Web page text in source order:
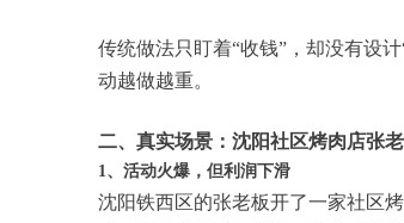
传统做法只盯着“收钱”，却没有设
动越做越重。
二、真实场景：沈阳社区烤肉店张
1、活动火爆，但利润下滑
沈阳铁西区的张老板开了一家社区